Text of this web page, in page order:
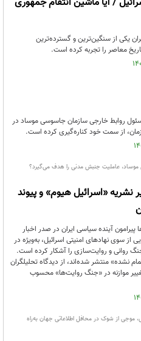
یکی از سنگین‌ترین و گسترده‌ترین
معاصر را تجربه کرده است.
که مسئول روابط خارجی سازمان جاسوسی موساد در
از سمت خود کناره‌گیری کرده است.
عاملیت جنبش مدنی را هدف می‌گیرد؟
«اسرائیل هیوم» و پیوند
آینده سیاسی ایران در صدر اخبار
از سوی نهادهای امنیتی اسرائیل، به‌ویژه در
روانی و روایت‌سازی را آشکار کرده است.
نشده» منتشر شده‌اند، از دیدگاه تحلیلگران
موازنه در «جنگ روایت‌ها» محسوب
موجی از شوک در محافل اطلاعاتی جهان به‌راه